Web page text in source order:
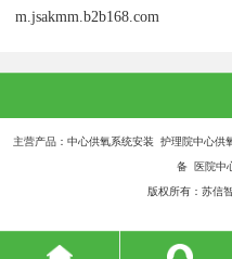
m.jsakmm.b2b168.com
主营产品：中心供氧系统安装 护理院中心
备 医院中
版权所有：苏信